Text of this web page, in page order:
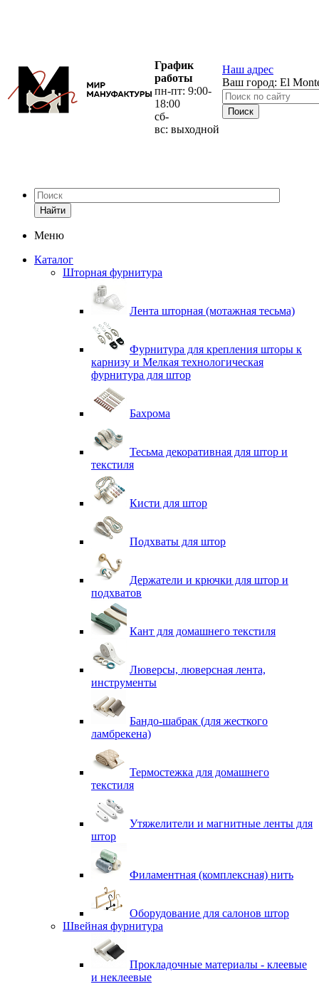
График
работы
пн-пт: 9:00-
18:00
сб-
вс: выходной
Наш адрес
Ваш город: El
Найти
Меню
Каталог
Шторная фурнитура
Лента шторная (мотажная тесьма)
Фурнитура для крепления шторы к
карнизу и Мелкая технологическая
фурнитура для штор
Бахрома
Тесьма декоративная для штор и
текстиля
Кисти для штор
Подхваты для штор
Держатели и крючки для штор и
подхватов
Кант для домашнего текстиля
Люверсы, люверсная лента,
инструменты
Бандо-шабрак (для жесткого
ламбрекена)
Термостежка для домашнего
текстиля
Утяжелители и магнитные ленты для
штор
Филаментная (комплексная) нить
Оборудование для салонов штор
Швейная фурнитура
Прокладочные материалы - клеевые
и неклеевые